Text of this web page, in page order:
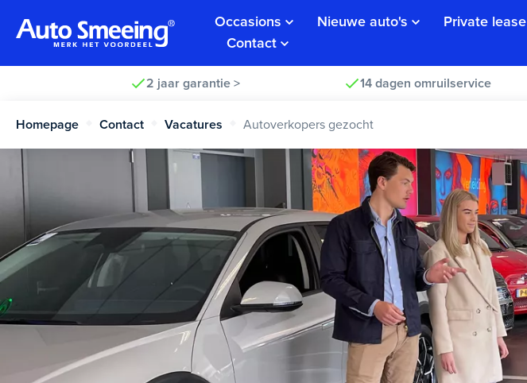
Occasions Nieuwe auto's Private lease
Contact
2 jaar garantie > 14 dagen omruilservice
Homepage Contact Vacatures Autoverkopers gezocht